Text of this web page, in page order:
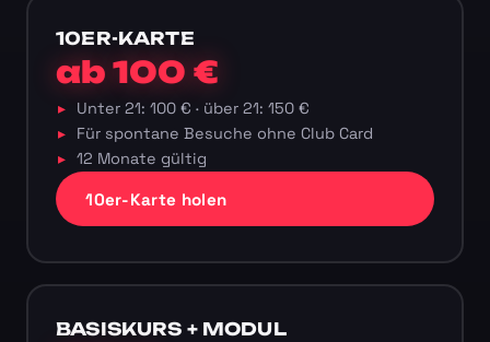
10ER-KARTE
ab 100 €
Unter 21: 100 € · über 21: 150 €
Für spontane Besuche ohne Club Card
12 Monate gültig
10er-Karte holen
BASISKURS + MODUL